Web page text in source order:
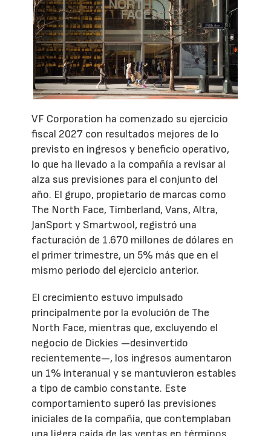
VF Corporation ha comenzado su ejercicio
fiscal 2027 con resultados mejores de lo
previsto en ingresos y beneficio operativo,
lo que ha llevado a la compañía a revisar al
alza sus previsiones para el conjunto del
año. El grupo, propietario de marcas como
The North Face, Timberland, Vans, Altra,
JanSport y Smartwool, registró una
facturación de 1.670 millones de dólares en
el primer trimestre, un 5% más que en el
mismo periodo del ejercicio anterior.
El crecimiento estuvo impulsado
principalmente por la evolución de The
North Face, mientras que, excluyendo el
negocio de Dickies —desinvertido
recientemente—, los ingresos aumentaron
un 1% interanual y se mantuvieron estables
a tipo de cambio constante. Este
comportamiento superó las previsiones
iniciales de la compañía, que contemplaban